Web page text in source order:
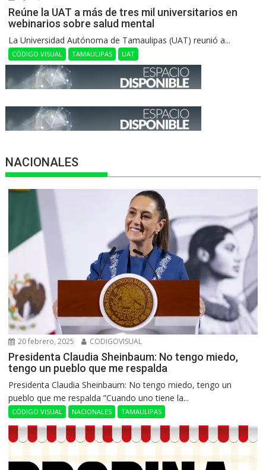
Reúne la UAT a más de tres mil universitarios en
webinarios sobre salud mental
La Universidad Autónoma de Tamaulipas (UAT) reunió a...
CÓDIGO VISUAL TAMAULIPAS UAT
NACIONALES
20 febrero, 2025 CODIGOVISUAL
Presidenta Claudia Sheinbaum: No tengo miedo,
tengo un pueblo que me respalda
Presidenta Claudia Sheinbaum: No tengo miedo, tengo un
pueblo que me respalda ”Cuando uno tiene la...
CÓDIGO VISUAL NACIONALES TAMAULIPAS